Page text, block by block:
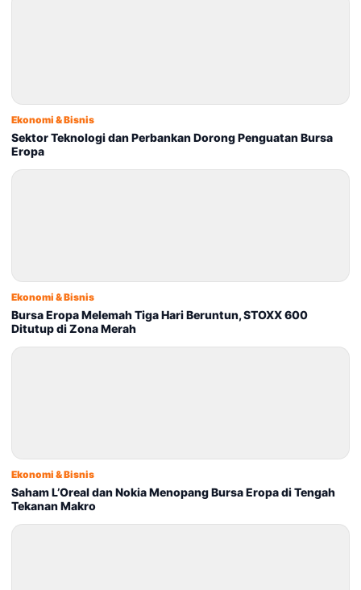
Ekonomi & Bisnis
Sektor Teknologi dan Perbankan Dorong Penguatan Bursa
Eropa
Ekonomi & Bisnis
Bursa Eropa Melemah Tiga Hari Beruntun, STOXX 600
Ditutup di Zona Merah
Ekonomi & Bisnis
Saham L’Oreal dan Nokia Menopang Bursa Eropa di Tengah
Tekanan Makro